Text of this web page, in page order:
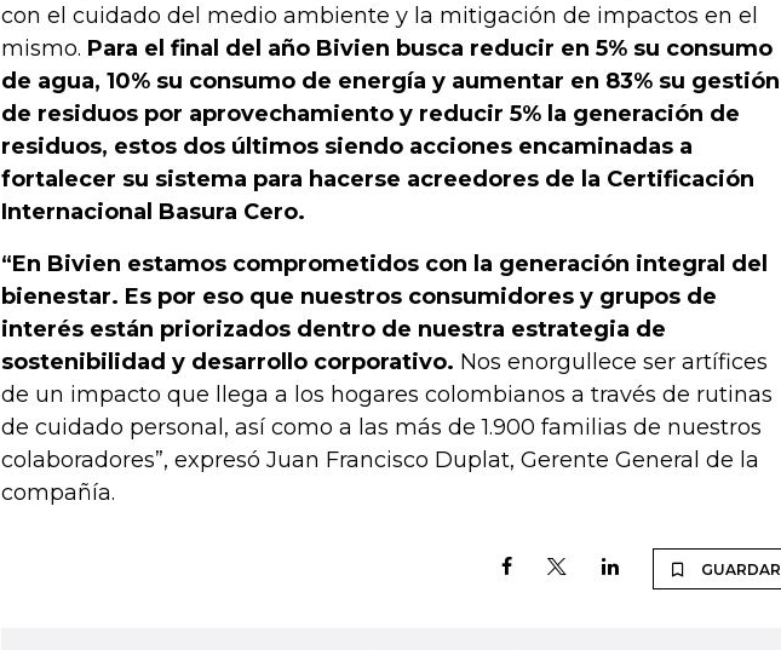
con el cuidado del medio ambiente y la mitigación de impactos en el
mismo. Para el final del año Bivien busca reducir en 5% su consumo
de agua, 10% su consumo de energía y aumentar en 83% su gestión
de residuos por aprovechamiento y reducir 5% la generación de
residuos, estos dos últimos siendo acciones encaminadas a
fortalecer su sistema para hacerse acreedores de la Certificación
Internacional Basura Cero.
“En Bivien estamos comprometidos con la generación integral del
bienestar. Es por eso que nuestros consumidores y grupos de
interés están priorizados dentro de nuestra estrategia de
sostenibilidad y desarrollo corporativo. Nos enorgullece ser artífices
de un impacto que llega a los hogares colombianos a través de rutinas
de cuidado personal, así como a las más de 1.900 familias de nuestros
colaboradores”, expresó Juan Francisco Duplat, Gerente General de la
compañía.
GUARDAR